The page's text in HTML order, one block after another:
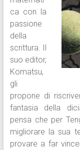
ca con la
passione
della
scrittura. Il
suo editor,
Komatsu,
gli
propone di
fantasia della
pensa che per
migliorare la sua
provare a far